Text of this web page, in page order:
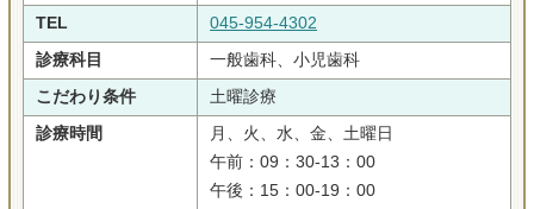
TEL 045-954-4302
診療科目 一般歯科、小児歯科
こだわり条件 土曜診療
診療時間
月、火、水、金、土曜日
午前：09：30-13：00
午後：15：00-19：00